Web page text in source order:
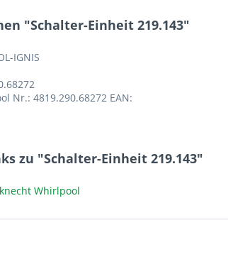
"Schalter-Einheit 219.143"
IGNIS
Nr.: 4819.290.68272 EAN:
zu "Schalter-Einheit 219.143"
Whirlpool